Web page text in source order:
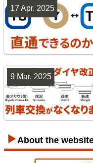
神奈川臨
楽天市場 書泉
17 Apr. 2025
9 Mar. 2025
About the